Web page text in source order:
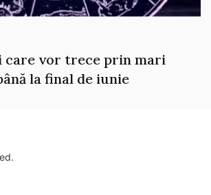
care vor trece prin mari
la final de iunie